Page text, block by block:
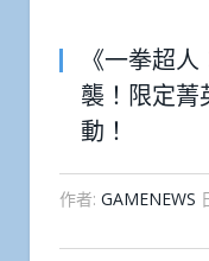
《一拳超
襲！限定菁
動！
作者: GAMENEWS